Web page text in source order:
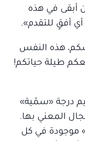
أبقى في هذه
أفقٍ للتقدم».
هذه النفس
طيلة حياتكم!
درجة «سمّية»
المعني بها.
موجودة في كل